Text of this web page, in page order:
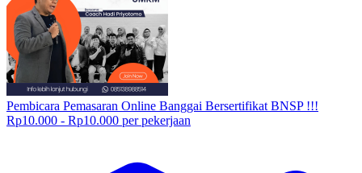
Pembicara Pemasaran Online Banggai Bersertifikat BNSP !!!
Rp10.000 - Rp10.000 per pekerjaan